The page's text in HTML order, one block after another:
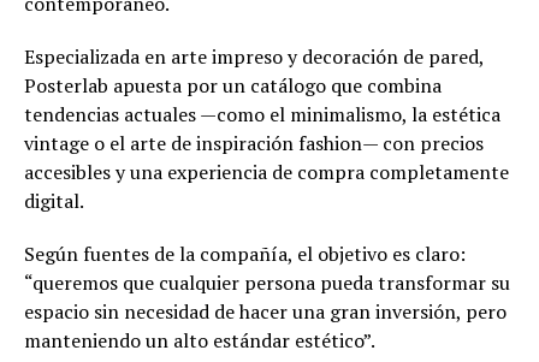
Especializada en arte impreso y decoración de pared,
Posterlab apuesta por un catálogo que combina
tendencias actuales —como el minimalismo, la estética
vintage o el arte de inspiración fashion— con precios
accesibles y una experiencia de compra completamente
digital.
Según fuentes de la compañía, el objetivo es claro:
“queremos que cualquier persona pueda transformar su
espacio sin necesidad de hacer una gran inversión, pero
manteniendo un alto estándar estético”.